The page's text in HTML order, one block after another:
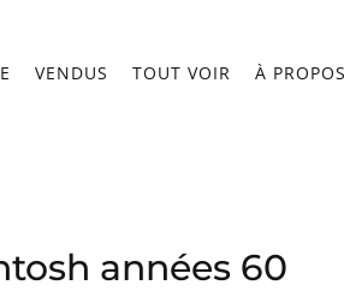
VENDUS TOUT VOIR À
années 60